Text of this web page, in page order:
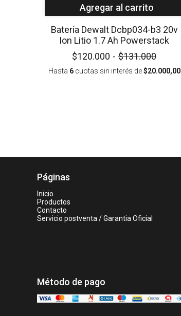
Agregar al carrito
Batería Dewalt Dcbp034-b3 20v
Ion Litio 1.7 Ah Powerstack
$120.000 - $131.000
Hasta 6cuotas sin interés de$20.000,00
Páginas
Inicio
Productos
Contacto
Servicio postventa / Garantia Oficial
Método de pago